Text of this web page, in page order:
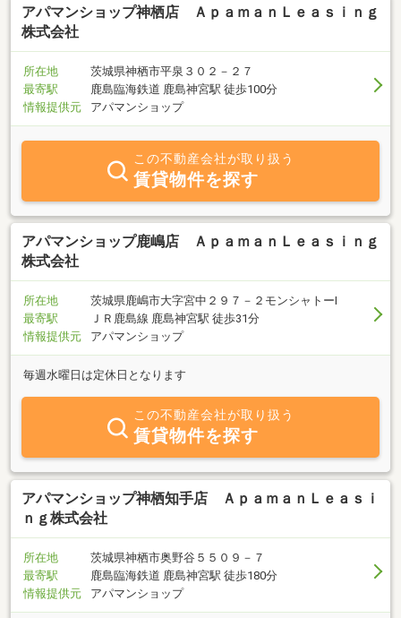
アパマンショップ神栖店 ＡｐａｍａｎＬｅａｓｉｎｇ
株式会社
所在地
茨城県神栖市平泉３０２－２７
最寄駅
鹿島臨海鉄道 鹿島神宮駅 徒歩100分
情報提供元
アパマンショップ
この不動産会社が取り扱う
賃貸物件を探す
アパマンショップ鹿嶋店 ＡｐａｍａｎＬｅａｓｉｎｇ
株式会社
所在地
茨城県鹿嶋市大字宮中２９７－２モンシャトーⅠ
最寄駅
ＪＲ鹿島線 鹿島神宮駅 徒歩31分
情報提供元
アパマンショップ
毎週水曜日は定休日となります
この不動産会社が取り扱う
賃貸物件を探す
アパマンショップ神栖知手店 ＡｐａｍａｎＬｅａｓｉ
ｎｇ株式会社
所在地
茨城県神栖市奥野谷５５０９－７
最寄駅
鹿島臨海鉄道 鹿島神宮駅 徒歩180分
情報提供元
アパマンショップ